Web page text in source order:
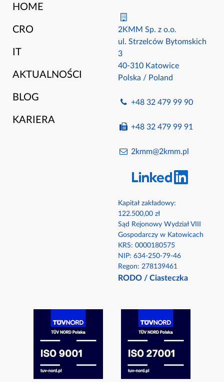
HOME
CRO
IT
AKTUALNOŚCI
BLOG
KARIERA
2KMM Sp. z o.o.
ul. Strzelców Bytomskich
3
40-310 Katowice
Polska / Poland
+48 32 479 99 90
+48 32 479 99 91
2kmm@2kmm.pl
Kapitał zakładowy:
122.500,00 zł
Sąd Rejonowy Wydział VIII
Gospodarczy w Katowicach
KRS: 0000180575​
NIP: 634-250-79-46​
Regon: 278139461
RODO / Ciasteczka